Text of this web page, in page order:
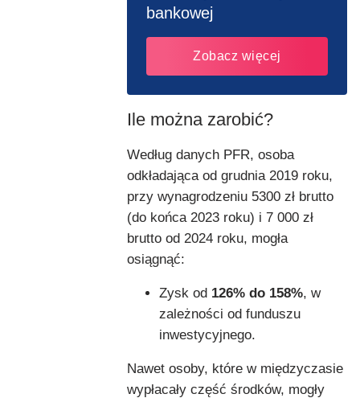
bankowej
Zobacz więcej
Ile można zarobić?
Według danych PFR, osoba
odkładająca od grudnia 2019 roku,
przy wynagrodzeniu 5300 zł brutto
(do końca 2023 roku) i 7 000 zł
brutto od 2024 roku, mogła
osiągnąć:
Zysk od 126% do 158%, w
zależności od funduszu
inwestycyjnego.
Nawet osoby, które w międzyczasie
wypłacały część środków, mogły